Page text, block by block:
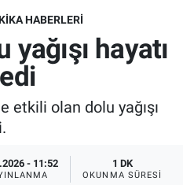
HABERLERI
yağışı hayatı
etkili olan dolu yağışı
- 11:52 1 DK
OKUNMA SÜRESI